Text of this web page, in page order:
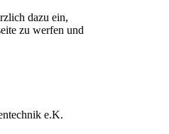
dazu ein,
zu werfen und
e.K.